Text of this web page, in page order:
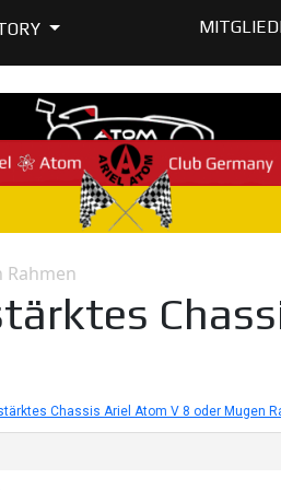
Rahmen
Chassis Ariel Atom V 8 oder Mugen